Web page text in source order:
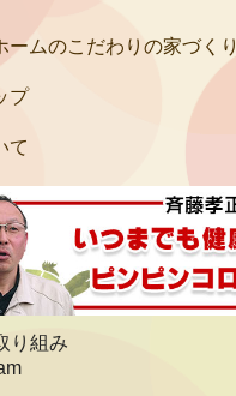
ームのこだわりの家づくり
プ
て
り組み